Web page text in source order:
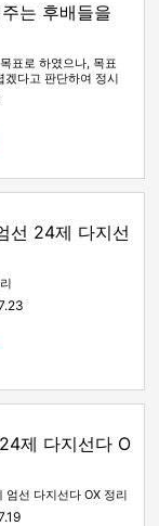
는 후배들을
표로 하였으나, 목표
겠다고 판단하여 정시
선 24제 다지선
제 다지선다 O
선 다지선다 OX 정리